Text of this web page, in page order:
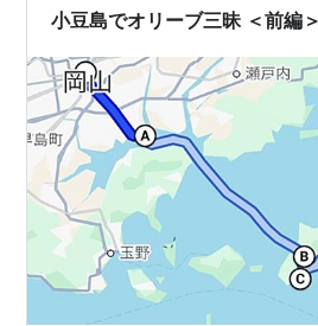
店街横…
小豆島でオリーブ三昧 ＜前編＞